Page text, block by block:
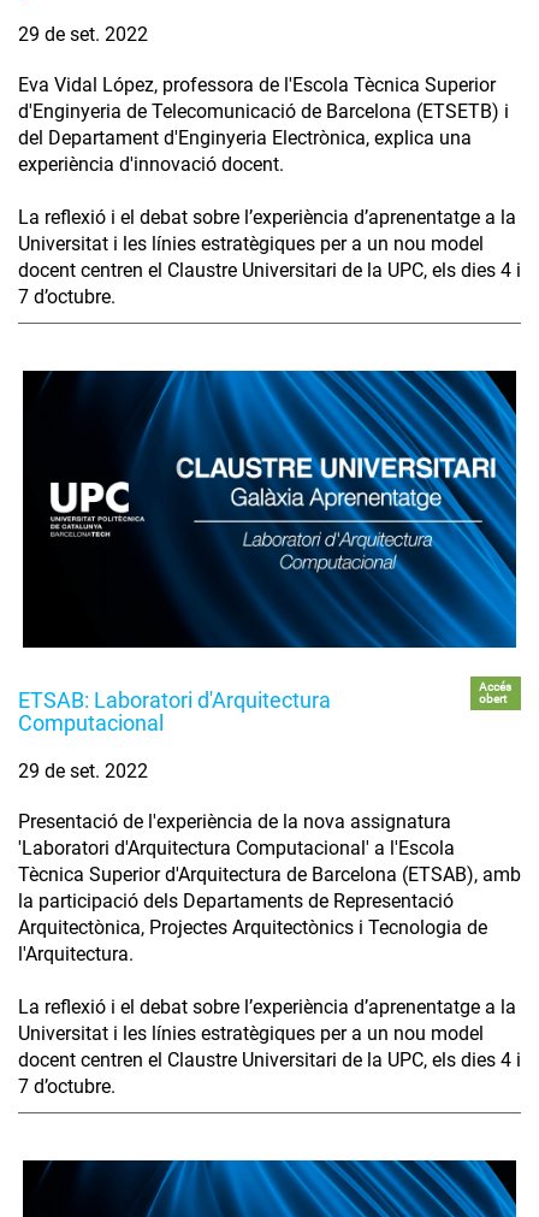
29 de set. 2022
Eva Vidal López, professora de l'Escola Tècnica Superior
d'Enginyeria de Telecomunicació de Barcelona (ETSETB) i
del Departament d'Enginyeria Electrònica, explica una
experiència d'innovació docent.
La reflexió i el debat sobre l’experiència d’aprenentatge a la
Universitat i les línies estratègiques per a un nou model
docent centren el Claustre Universitari de la UPC, els dies 4 i
7 d’octubre.
ETSAB: Laboratori d'Arquitectura
Computacional
Accés
obert
29 de set. 2022
Presentació de l'experiència de la nova assignatura
'Laboratori d'Arquitectura Computacional' a l'Escola
Tècnica Superior d'Arquitectura de Barcelona (ETSAB), amb
la participació dels Departaments de Representació
Arquitectònica, Projectes Arquitectònics i Tecnologia de
l'Arquitectura.
La reflexió i el debat sobre l’experiència d’aprenentatge a la
Universitat i les línies estratègiques per a un nou model
docent centren el Claustre Universitari de la UPC, els dies 4 i
7 d’octubre.